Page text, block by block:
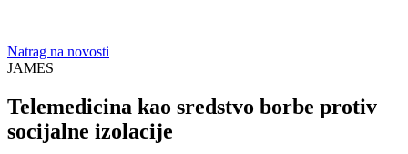
Natrag na novosti
JAMES
Telemedicina kao sredstvo borbe protiv
socijalne izolacije